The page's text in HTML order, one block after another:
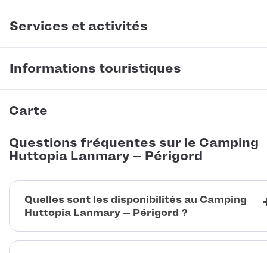
Services et activités
Informations touristiques
Carte
Questions fréquentes sur le Camping
Huttopia Lanmary – Périgord
Quelles sont les disponibilités au Camping
Huttopia Lanmary – Périgord ?